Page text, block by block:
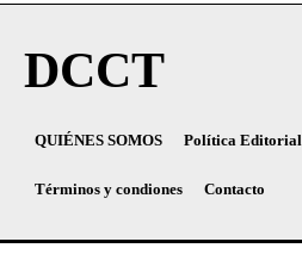
DCCT
QUIÉNES SOMOS Política Editorial
Términos y condiones Contacto